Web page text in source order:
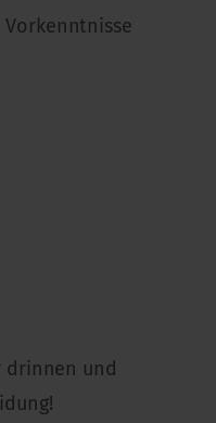
Vorkenntnisse
drinnen und